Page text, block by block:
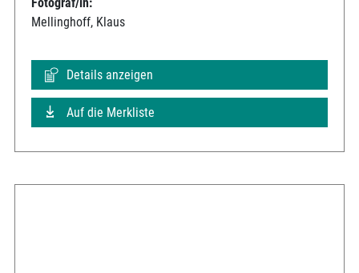
Mellinghoff, Klaus
Details anzeigen
Auf die Merkliste